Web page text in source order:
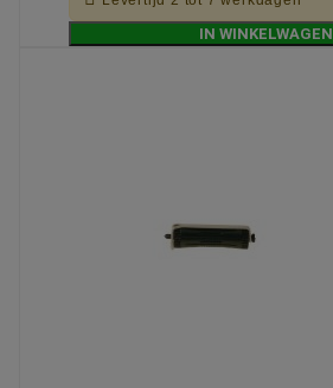
IN WINKELWAGEN